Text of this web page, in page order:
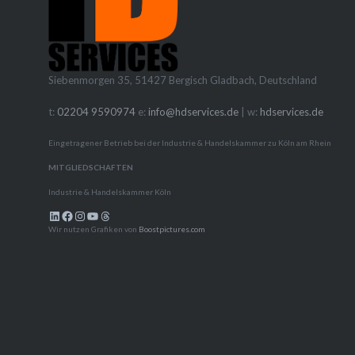
Tool
Siebenmorgen 35, 51427 Bergisch Gladbach, Deutschland
t: 02204 9590974e: info@hdservices.de| w: hdservices.de
Eingetragener Betrieb bei der Industrie & Handelskammer zu Köln am Rhein
MITGLIEDSCHAFTEN
Industrie & Handelskammer Köln
LinkedIn Facebook Instagram YouTube Threads
Wir nutzen Grafiken von Boostpictures.com